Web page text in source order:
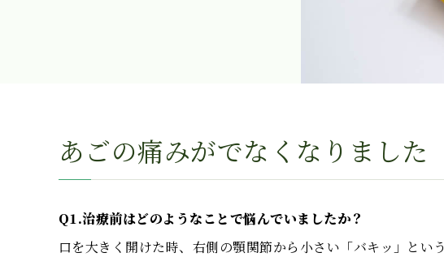
あごの痛みがでなくなりました
Q1.治療前はどのようなことで悩んでいましたか？
口を大きく開けた時、右側の顎関節から小さい「バキッ」と